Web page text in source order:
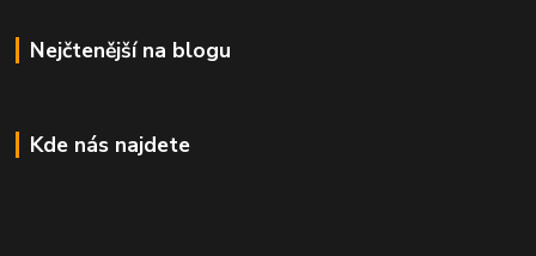
Nejčtenější na blogu
Kde nás najdete